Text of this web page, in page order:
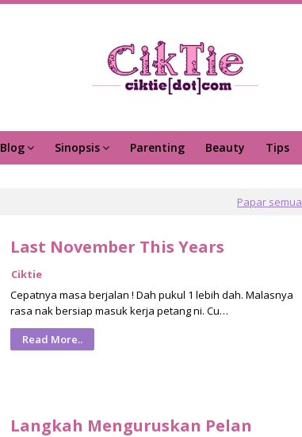
Blog Sinopsis Parenting Beauty Tips
Papar semua
Last November This Years
Ciktie
Cepatnya masa berjalan ! Dah pukul 1 lebih dah. Malasnya
rasa nak bersiap masuk kerja petang ni. Cu…
Read More..
Langkah Menguruskan Pelan